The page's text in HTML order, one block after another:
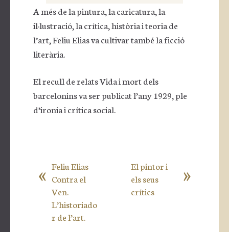
A més de la pintura, la caricatura, la
il·lustració, la crítica, història i teoria de
l’art, Feliu Elias va cultivar també la ficció
literària.
El recull de relats Vida i mort dels
barcelonins va ser publicat l’any 1929, ple
d’ironia i crítica social.
« Feliu Elias
Contra el
Ven.
L’historiado
r de l’art.
»
El pintor i
els seus
crítics